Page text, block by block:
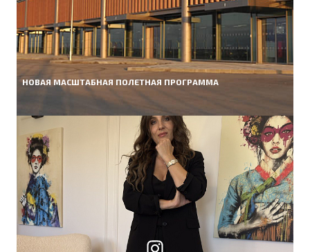
НОВАЯ МАСШТАБНАЯ ПОЛЕТНАЯ ПРОГРАММА